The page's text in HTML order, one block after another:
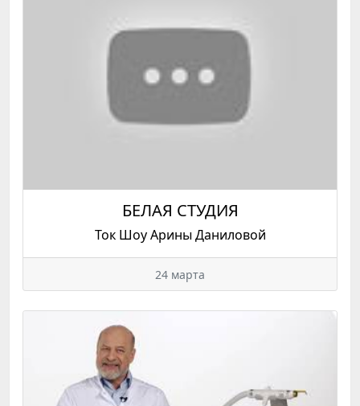
БЕЛАЯ СТУДИЯ
Ток Шоу Арины Даниловой
24 марта